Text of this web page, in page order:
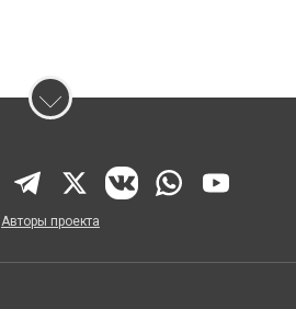
Авторы проекта